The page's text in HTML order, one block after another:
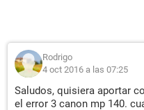
Rodrigo
4 oct 2016 a las 07:25
Saludos, quisiera aportar
el error 3 canon mp 140.